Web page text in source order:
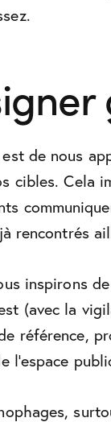
de nous
cibles. Cela
rencontrés
inspirons
(avec la
référence,
l’espace